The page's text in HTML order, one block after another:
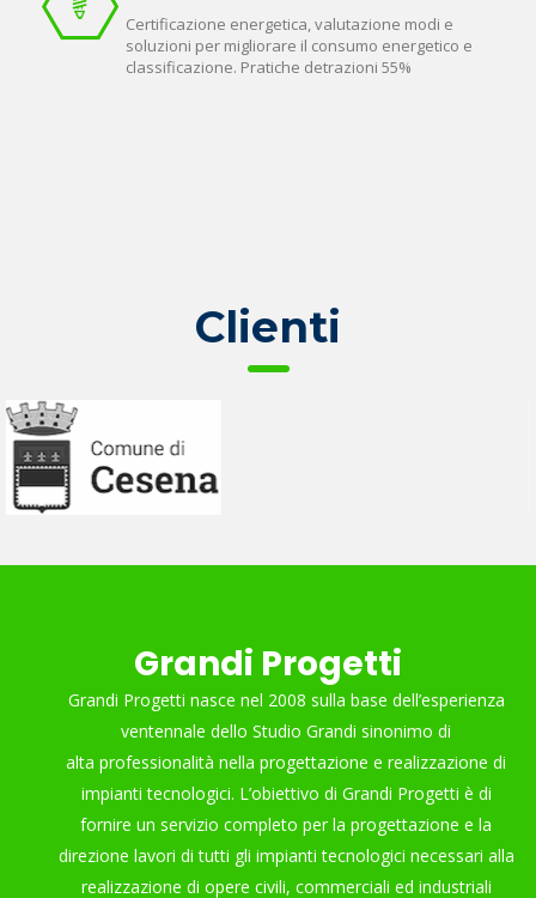
Certificazione energetica, valutazione modi e
soluzioni per migliorare il consumo energetico e
classificazione. Pratiche detrazioni 55%
Clienti
Grandi Progetti
Grandi Progetti nasce nel 2008 sulla base dell’esperienza
ventennale dello Studio Grandi sinonimo di
alta professionalità nella progettazione e realizzazione di
impianti tecnologici. L’obiettivo di Grandi Progetti è di
fornire un servizio completo per la progettazione e la
direzione lavori di tutti gli impianti tecnologici necessari alla
realizzazione di opere civili, commerciali ed industriali